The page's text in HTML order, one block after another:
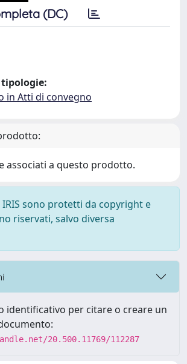
(DC)
in Atti di convegno
associati a questo prodotto.
sono protetti da copyright e
riservati, salvo diversa
identificativo per citare o creare un
20.500.11769/112287